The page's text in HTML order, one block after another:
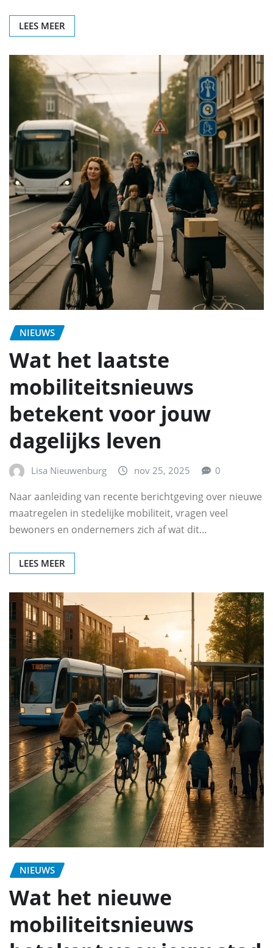
LEES MEER
NIEUWS
Wat het laatste
mobiliteitsnieuws
betekent voor jouw
dagelijks leven
Lisa Nieuwenburg nov 25, 2025 0
Naar aanleiding van recente berichtgeving over nieuwe
maatregelen in stedelijke mobiliteit, vragen veel
bewoners en ondernemers zich af wat dit…
LEES MEER
NIEUWS
Wat het nieuwe
mobiliteitsnieuws